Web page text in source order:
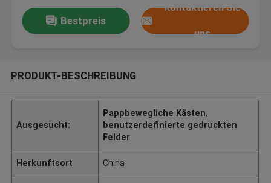
Bestpreis
Kontaktieren Sie
uns
PRODUKT-BESCHREIBUNG
Ausgesucht:
Pappbewegliche Kästen,
benutzerdefinierte gedruckten
Felder
Herkunftsort China